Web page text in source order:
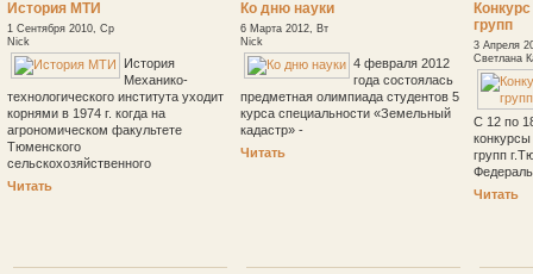
История МТИ
1 Сентября 2010, Ср
Nick
История
Механико-
технологического института уходит
корнями в 1974 г. когда на
агрономическом факультете
Тюменского
сельскохозяйственного
Читать
Ко дню науки
6 Марта 2012, Вт
Nick
4 февраля 2012
года состоялась
предметная олимпиада студентов 5
курса специальности «Земельный
кадастр» -
Читать
групп
3 Апреля
Светлана
С 12 по
групп
Читать